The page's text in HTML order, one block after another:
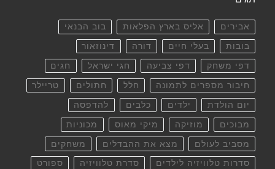
אבירים אליס בארץ הפלאות בוב הבנאי
בובות בעלי חיים דורה דינוזאור
דפי משחק דפי צביעה חגי ישראל חגים
חיבור מספרים לתמונה חלל חתולים טריילר
יום הולדת ילדים כלבים להדפסה
מבוכים מוזיקה מיקי מאוס מכוניות
מסביב לעולם מצא את ההבדלים משחקים
סדרות טלוויזיה לילדים סדרת טלוויזיה ספורט